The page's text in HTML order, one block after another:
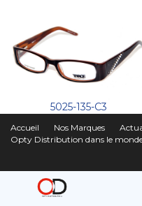
5025-135-C3
Accueil Nos Marques
Opty Distribution dans le